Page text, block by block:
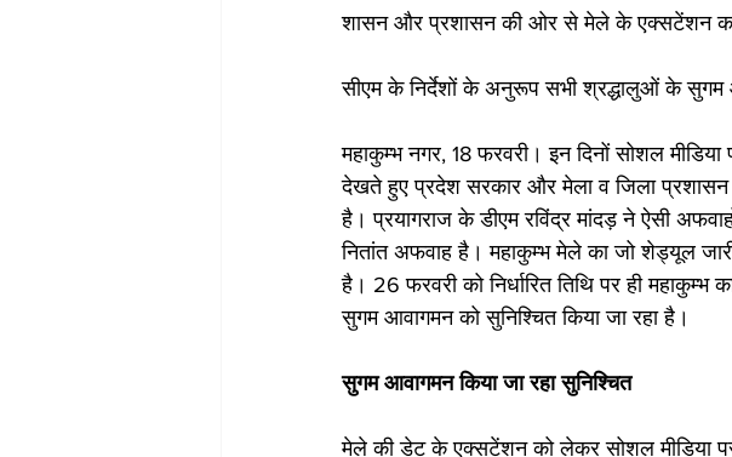
शासन और प्रशासन की ओर से मेले के एक्सटेंशन का
सीएम के निर्देशों के अनुरूप सभी श्रद्धालुओं के सुगम
महाकुम्भ नगर, 18 फरवरी। इन दिनों सोशल
देखते हुए प्रदेश सरकार और मेला व जिला
है। प्रयागराज के डीएम रविंद्र मांदड़ ने ऐसी
नितांत अफवाह है। महाकुम्भ मेले का जो शेड्यूल
है। 26 फरवरी को निर्धारित तिथि पर ही
सुगम आवागमन को सुनिश्चित किया जा रहा है।
सुगम आवागमन किया जा रहा सुनिश्चित
मेले की डेट के एक्सटेंशन को लेकर सोशल मीडिया पर